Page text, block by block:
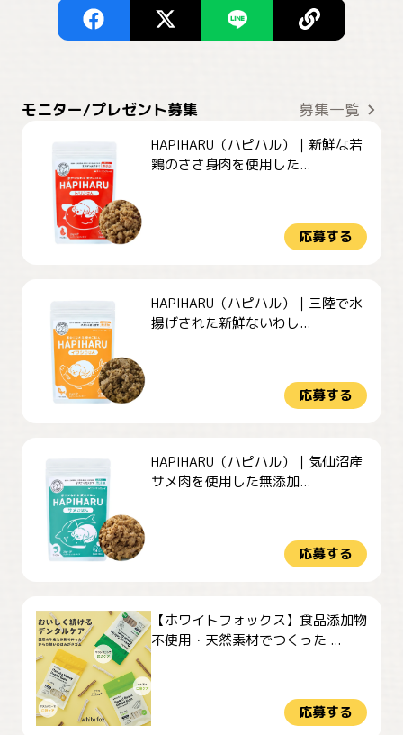
モニター/プレゼント募集 募集一覧
HAPIHARU（ハピハル）｜新鮮な若
鶏のささ身肉を使用した...
応募する
HAPIHARU（ハピハル）｜三陸で水
揚げされた新鮮ないわし...
応募する
HAPIHARU（ハピハル）｜気仙沼産
サメ肉を使用した無添加...
応募する
【ホワイトフォックス】食品添加物
不使用・天然素材でつくった ...
応募する